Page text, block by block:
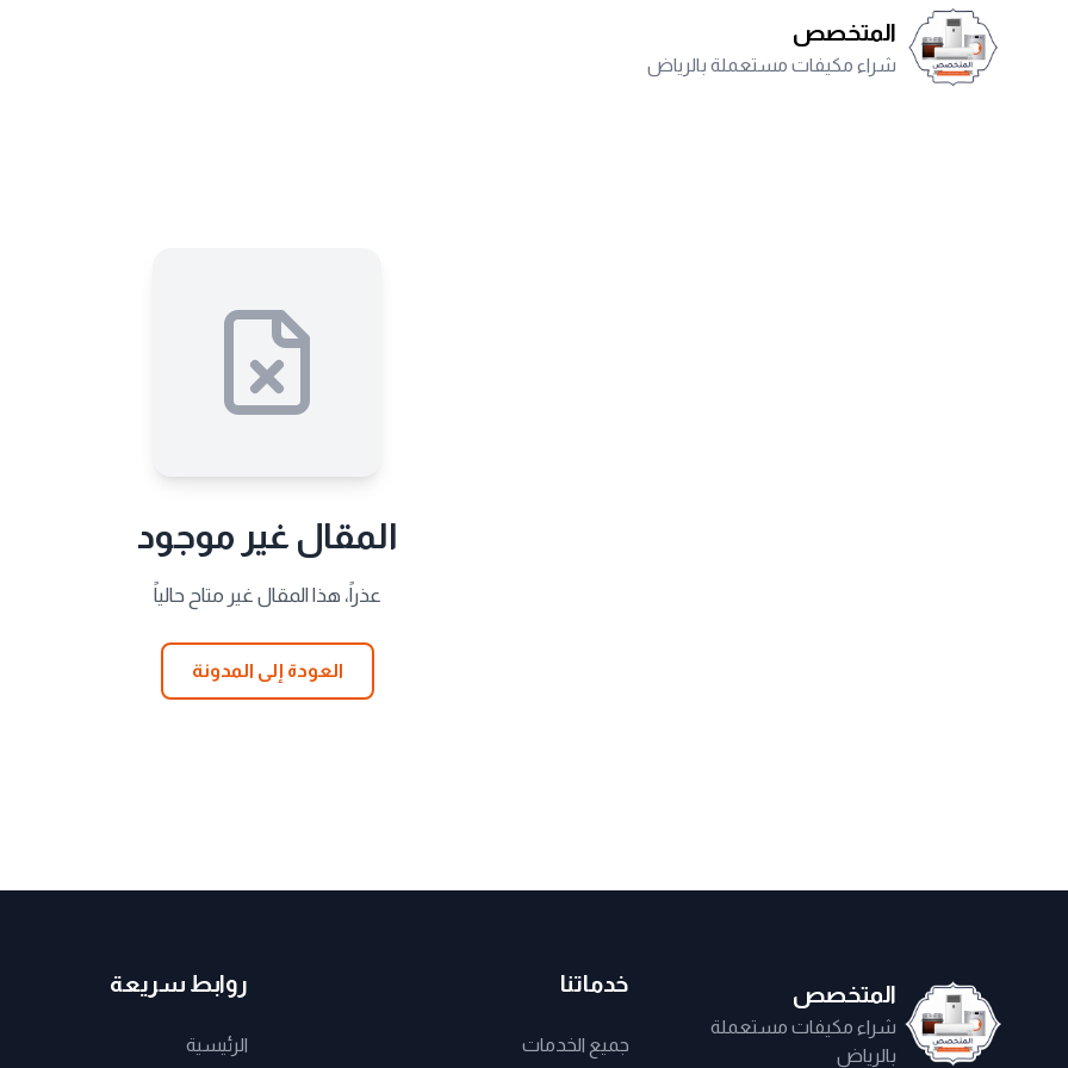
المتخصص
شراء مكيفات مستعملة بالرياض
المقال غير موجود
عذراً، هذا المقال غير متاح حالياً
العودة إلى المدونة
المتخصص
شراء مكيفات مستعملة
بالرياض
خدماتنا
جميع الخدمات
روابط سريعة
الرئيسية